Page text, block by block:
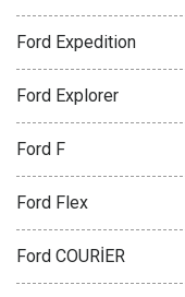
Ford Expedition
Ford Explorer
Ford F
Ford Flex
Ford COURİER